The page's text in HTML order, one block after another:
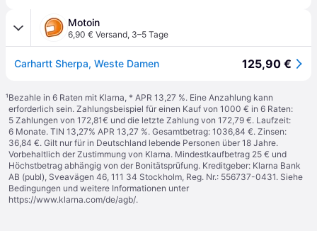
Motoin
6,90 € Versand, 3–5 Tage
Carhartt Sherpa, Weste Damen 125,90 €
¹Bezahle in 6 Raten mit Klarna, * APR 13,27 %. Eine Anzahlung kann
erforderlich sein. Zahlungsbeispiel für einen Kauf von 1000 € in 6 Raten:
5 Zahlungen von 172,81€ und die letzte Zahlung von 172,79 €. Laufzeit:
6 Monate. TIN 13,27% APR 13,27 %. Gesamtbetrag: 1036,84 €. Zinsen:
36,84 €. Gilt nur für in Deutschland lebende Personen über 18 Jahre.
Vorbehaltlich der Zustimmung von Klarna. Mindestkaufbetrag 25 € und
Höchstbetrag abhängig von der Bonitätsprüfung. Kreditgeber: Klarna Bank
AB (publ), Sveavägen 46, 111 34 Stockholm, Reg. Nr.: 556737-0431. Siehe
Bedingungen und weitere Informationen unter
https://www.klarna.com/de/agb/.